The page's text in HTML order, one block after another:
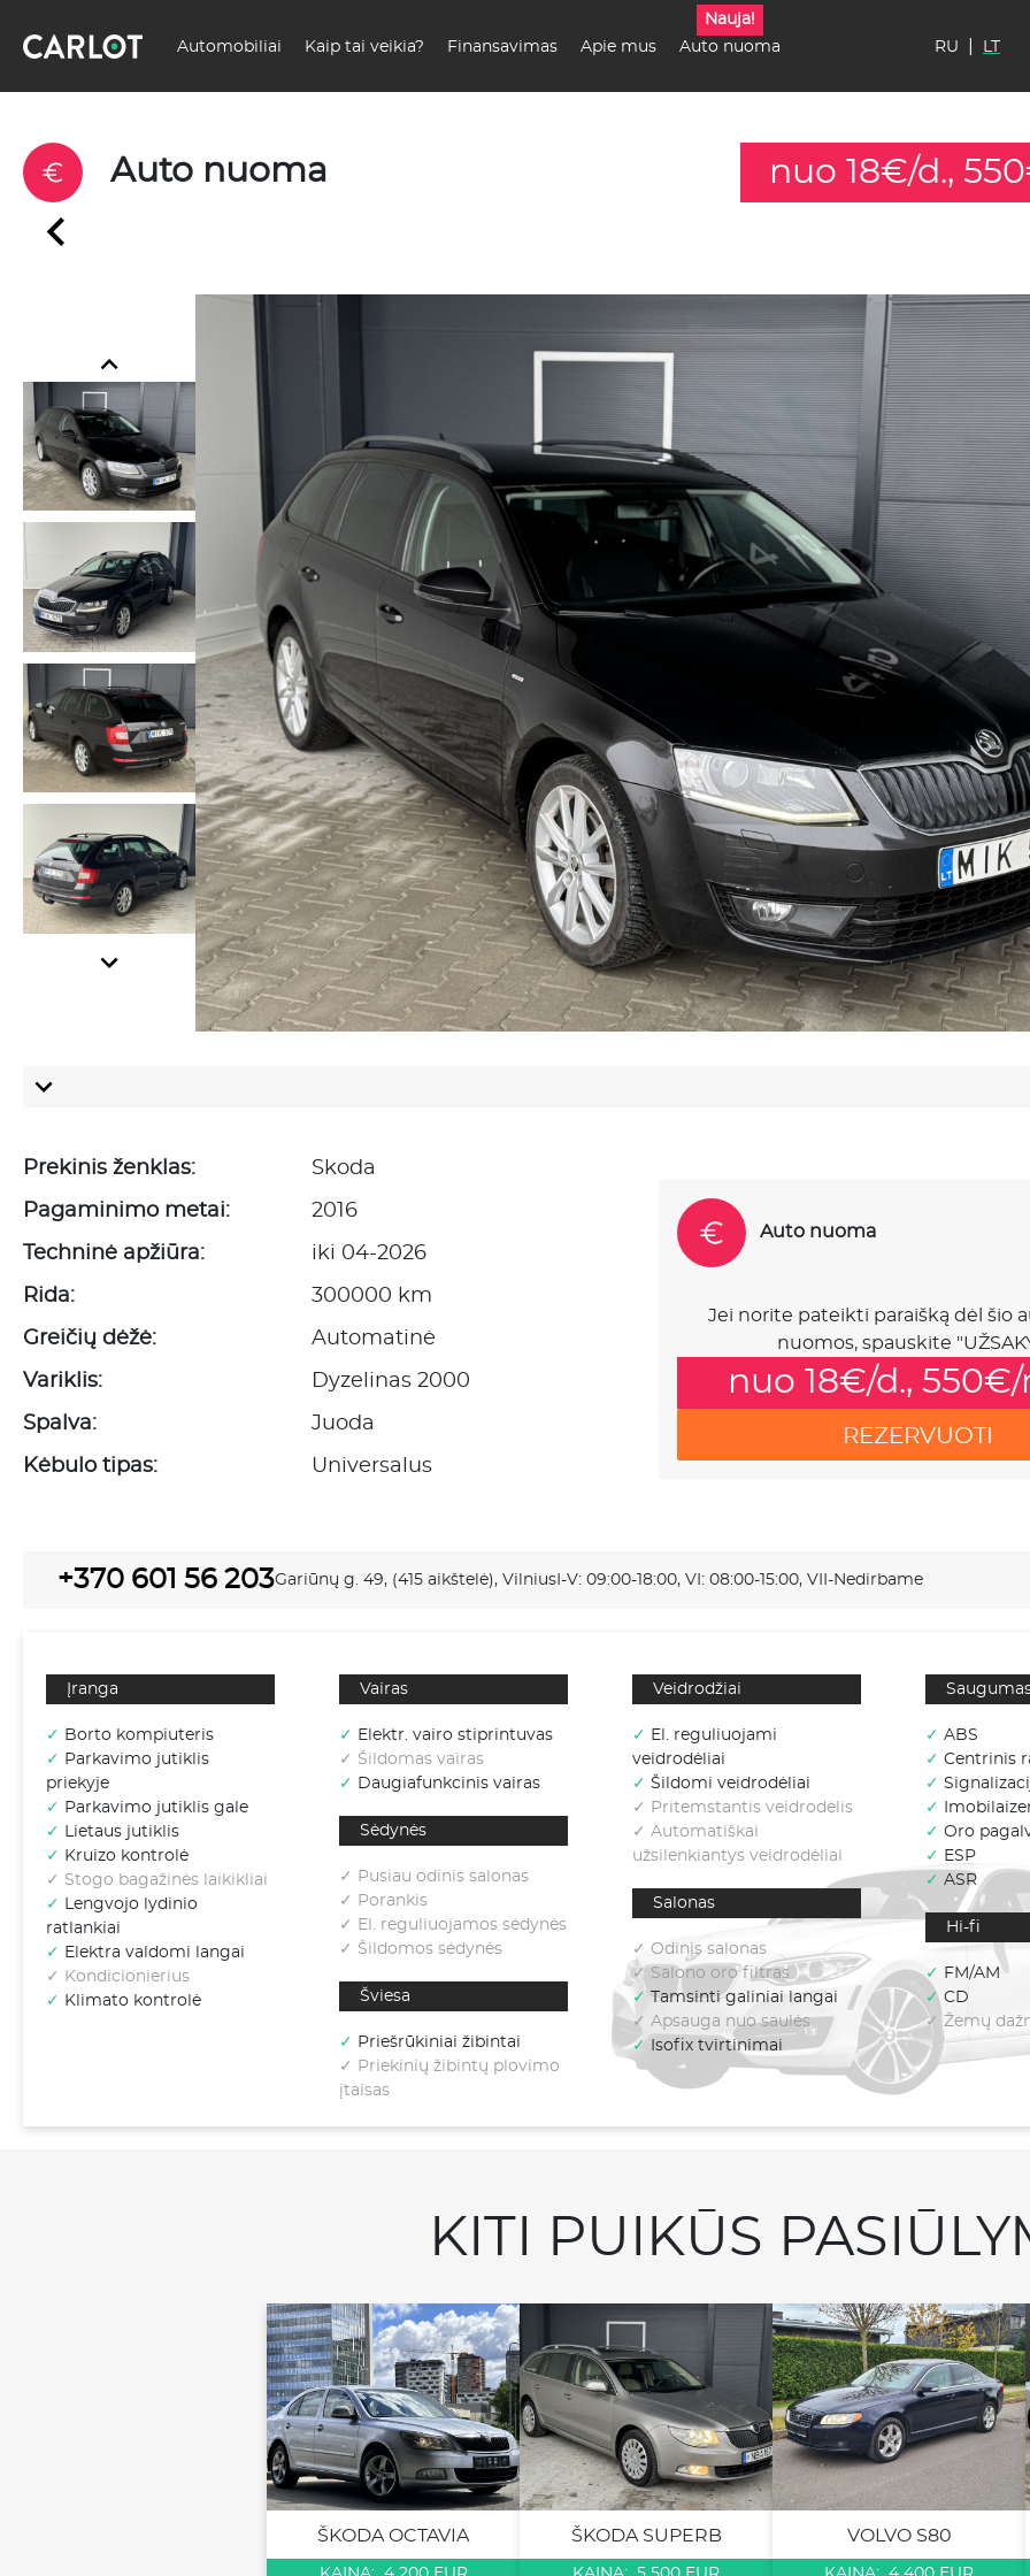
Automobiliai Kaip tai veikia? Finansavimas Apie mus Auto nuoma
Nauja!
RU
LT
Auto nuoma nuo 18€/d.,
Prekinis ženklas: Skoda
Pagaminimo metai: 2016
Techninė apžiūra: iki 04-2026
Rida: 300000 km
Greičių dėžė: Automatinė
Variklis: Dyzelinas 2000
Spalva: Juoda
Kėbulo tipas: Universalus
Auto nuoma
Jei norite pateikti paraišką dėl šio
nuomos, spauskite
nuo 18€/d.,
REZERVUOTI
+370 601 56 203Gariūnų g. 49, (415 aikštelė), VilniusI-V: 09:00-18:00, VI: 08:00-15:00, VII-Nedirbame
Įranga
✓ Borto kompiuteris
✓ Parkavimo jutiklis
priekyje
✓ Parkavimo jutiklis gale
✓ Lietaus jutiklis
✓ Kruizo kontrolė
✓ Stogo bagažinės laikikliai
✓ Lengvojo lydinio
ratlankiai
✓ Elektra valdomi langai
✓ Kondicionierius
✓ Klimato kontrolė
Vairas
✓ Elektr. vairo stiprintuvas
✓ Šildomas vairas
✓ Daugiafunkcinis vairas
Sėdynės
✓ Pusiau odinis salonas
✓ Porankis
✓ El. reguliuojamos sėdynės
✓ Šildomos sėdynės
Šviesa
✓ Priešrūkiniai žibintai
✓ Priekinių žibintų plovimo
įtaisas
Veidrodžiai
✓ El. reguliuojami
veidrodėliai
✓ Šildomi veidrodėliai
✓ Pritemstantis veidrodėlis
✓ Automatiškai
užsilenkiantys veidrodėliai
Salonas
✓ Odinis salonas
✓ Salono oro filtras
✓ Tamsinti galiniai langai
✓ Apsauga nuo saulės
✓
Isofix tvirtinimai
✓ ABS
✓ Centrinis
✓
✓
✓ Oro
✓ ESP
✓ ASR
Hi-fi
✓ FM/AM
✓CD
✓ Žemų
KITI PUIKŪS
ŠKODA OCTAVIA ŠKODA SUPERB VOLVO S80